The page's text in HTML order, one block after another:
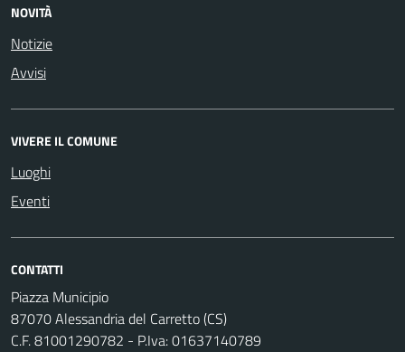
NOVITÀ
Notizie
Avvisi
VIVERE IL COMUNE
Luoghi
Eventi
CONTATTI
Piazza Municipio
87070 Alessandria del Carretto (CS)
C.F. 81001290782 - P.Iva: 01637140789